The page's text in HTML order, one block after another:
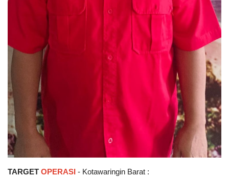
TARGET OPERASI - Kotawaringin Barat :